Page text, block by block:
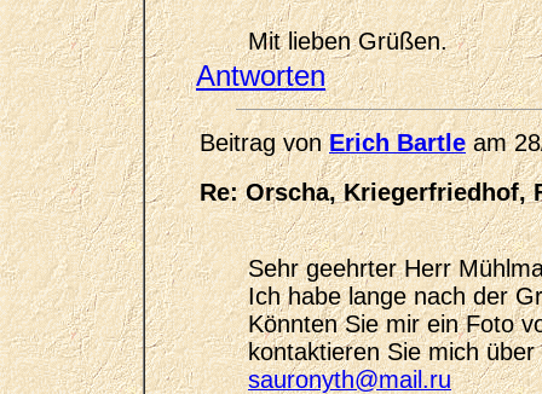
Mit lieben Grüßen.
Antworten
Beitrag vonErich Bartleam
Re: Orscha, Kriegerfriedhof,
Sehr geehrter Herr
Ich habe lange nach der
Könnten Sie mir ein Foto
kontaktieren Sie mich über
sauronyth@mail.ru